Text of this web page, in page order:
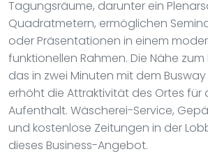
Tagungsräume, darunter ein
Quadratmetern, ermöglichen
oder Präsentationen in einem
funktionellen Rahmen. Die Nähe
das in zwei Minuten mit dem
erhöht die Attraktivität des Ortes für
Aufenthalt. Wäscherei-Service,
und kostenlose Zeitungen in der
dieses Business-Angebot.